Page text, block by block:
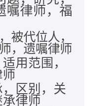
嘱律师，福
被代位人，
，遗嘱律师
用范围，
区别，关
律师